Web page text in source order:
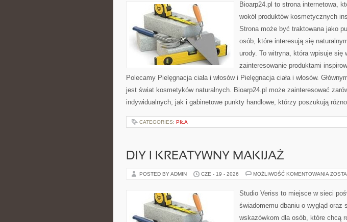
Bioarp24.pl to strona internetowa,
wokół produktów kosmetycznych
Strona może być traktowana jako
osób, które interesują się
urody. To witryna, która wpisuje się
zainteresowanie produktami
Polecamy Pielęgnacja ciała i włosów i Pielęgnacja ciała i włosów.
jest świat kosmetyków naturalnych. Bioarp24.pl może zainteresować
indywidualnych, jak i gabinetowe punkty handlowe, którzy poszukują
CATEGORIES: PIŁA
DIY I KREATYWNY MAKIJAŻ
POSTED BY ADMIN CZE - 19 - 2026 MOŻLIWOŚĆ KOMENTOWANIA DIY
Studio Veriss to miejsce w sieci
świadomemu dbaniu o wygląd oraz
wskazówkom dla osób, które chcą